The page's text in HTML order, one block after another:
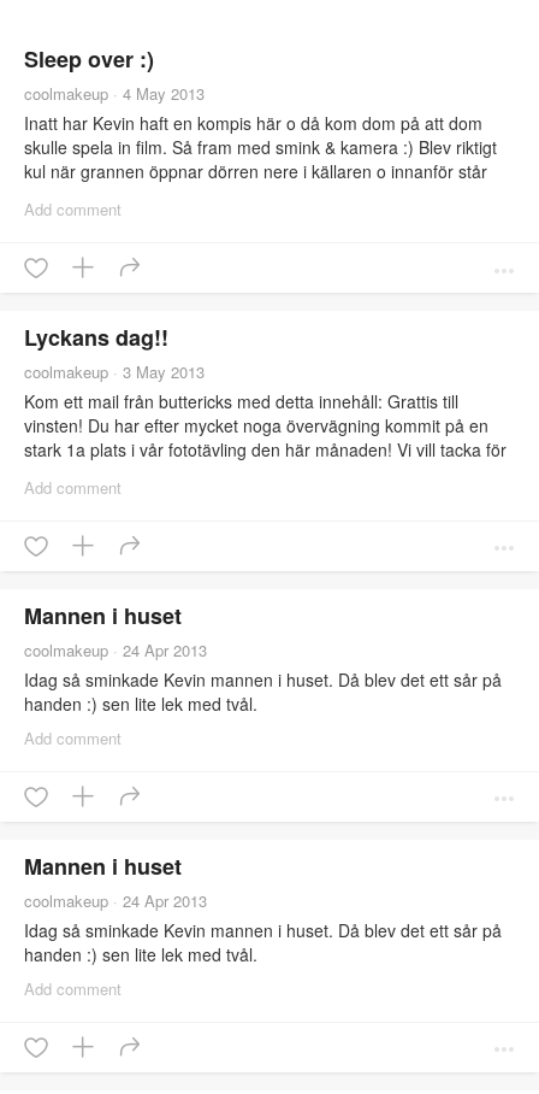
Sleep over :)
coolmakeup · 4 May 2013
Inatt har Kevin haft en kompis här o då kom dom på att dom
skulle spela in film. Så fram med smink & kamera :) Blev riktigt
kul när grannen öppnar dörren nere i källaren o innanför står
Filmen finns längst ner :)
Add comment
Lyckans dag!!
coolmakeup · 3 May 2013
Kom ett mail från buttericks med detta innehåll: Grattis till
vinsten! Du har efter mycket noga övervägning kommit på en
stark 1a plats i vår fototävling den här månaden! Vi vill tacka för
otroligt kreativt och välgjord, gjorde oss alla häpna! Kevin van ett
världens lyckligaste när han kommer hem från skolan!! E så
Add comment
Mannen i huset
coolmakeup · 24 Apr 2013
Idag så sminkade Kevin mannen i huset. Då blev det ett sår på
handen :) sen lite lek med tvål.
Add comment
Mannen i huset
coolmakeup · 24 Apr 2013
Idag så sminkade Kevin mannen i huset. Då blev det ett sår på
handen :) sen lite lek med tvål.
Add comment